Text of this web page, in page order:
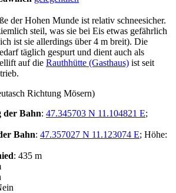
der Hohen Munde ist relativ schneesicher.
steil, was sie bei Eis etwas gefährlich
ist sie allerdings über 4 m breit). Die
täglich gespurt und dient auch als
auf die Rauthhütte (Gasthaus) ist seit
Richtung Mösern)
der Bahn: 47.345703 N 11.104821 E;
Bahn: 47.357027 N 11.123074 E; Höhe:
: 435 m